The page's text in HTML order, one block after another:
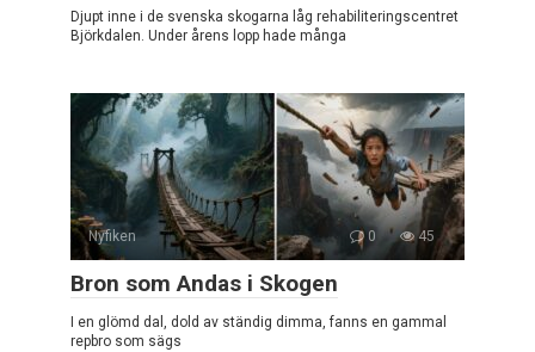
Djupt inne i de svenska skogarna låg rehabiliteringscentret
Björkdalen. Under årens lopp hade många
Nyfiken 0 45
Bron som Andas i Skogen
I en glömd dal, dold av ständig dimma, fanns en gammal
repbro som sägs